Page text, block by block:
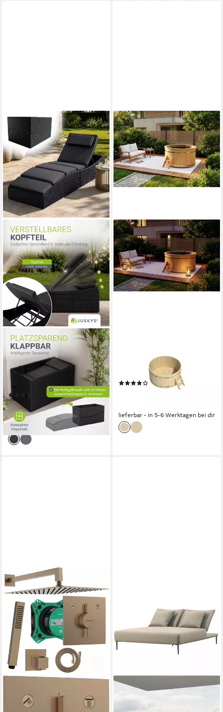
JUSKYS
Wellnessliege Lamia,
Polyrattan Liege, klappbar,
Kopfteil verstellbar, 160 kg
belastbar
(17)
119,98 € 149,99 €
-20%
lieferbar - in 3-4 Werktagen bei dir
für 6 Personen, in
Naturbelassen
(3)
1.129,00 €
lieferbar - in 5-6 Werktagen bei dir